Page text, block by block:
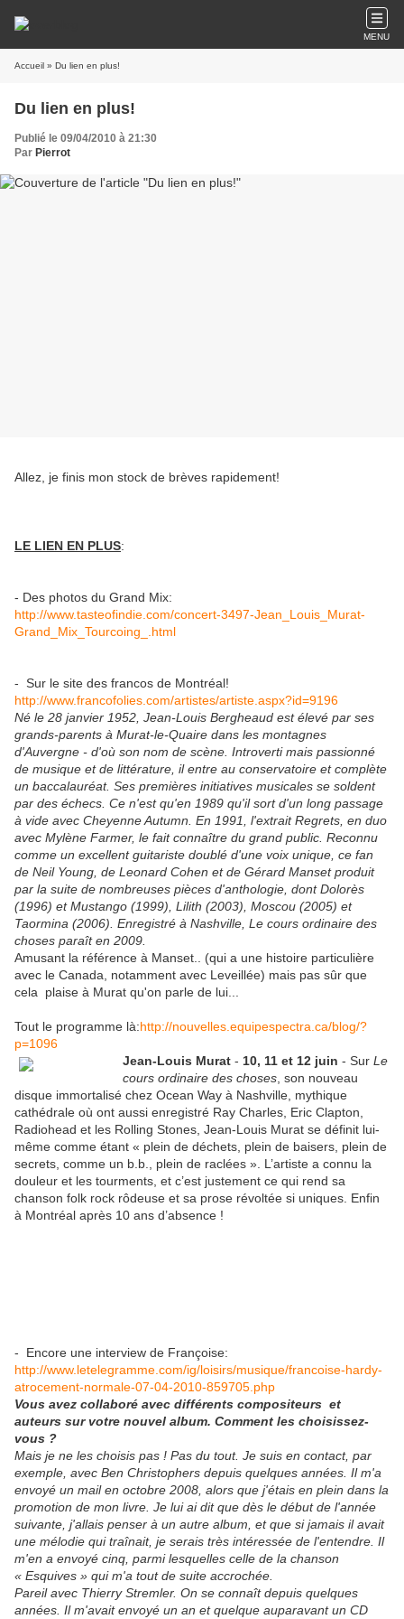
MENU
Accueil » Du lien en plus!
Du lien en plus!
Publié le 09/04/2010 à 21:30
Par Pierrot
Allez, je finis mon stock de brèves rapidement!
LE LIEN EN PLUS:
- Des photos du Grand Mix:
http://www.tasteofindie.com/concert-3497-Jean_Louis_Murat-
Grand_Mix_Tourcoing_.html
- Sur le site des francos de Montréal!
http://www.francofolies.com/artistes/artiste.aspx?id=9196
Né le 28 janvier 1952, Jean-Louis Bergheaud est élevé par ses
grands-parents à Murat-le-Quaire dans les montagnes
d'Auvergne - d'où son nom de scène. Introverti mais passionné
de musique et de littérature, il entre au conservatoire et complète
un baccalauréat. Ses premières initiatives musicales se soldent
par des échecs. Ce n'est qu'en 1989 qu'il sort d'un long passage
à vide avec Cheyenne Autumn. En 1991, l'extrait Regrets, en duo
avec Mylène Farmer, le fait connaître du grand public. Reconnu
comme un excellent guitariste doublé d'une voix unique, ce fan
de Neil Young, de Leonard Cohen et de Gérard Manset produit
par la suite de nombreuses pièces d'anthologie, dont Dolorès
(1996) et Mustango (1999), Lilith (2003), Moscou (2005) et
Taormina (2006). Enregistré à Nashville, Le cours ordinaire des
choses paraît en 2009.
Amusant la référence à Manset.. (qui a une histoire particulière
avec le Canada, notamment avec Leveillée) mais pas sûr que
cela plaise à Murat qu'on parle de lui...
Tout le programme là:http://nouvelles.equipespectra.ca/blog/?
p=1096
Jean-Louis Murat - 10, 11 et 12 juin - Sur Le
cours ordinaire des choses , son nouveau
disque immortalisé chez Ocean Way à Nashville, mythique
cathédrale où ont aussi enregistré Ray Charles, Eric Clapton,
Radiohead et les Rolling Stones, Jean-Louis Murat se définit lui-
même comme étant « plein de déchets, plein de baisers, plein de
secrets, comme un b.b., plein de raclées ». L’artiste a connu la
douleur et les tourments, et c’est justement ce qui rend sa
chanson folk rock rôdeuse et sa prose révoltée si uniques. Enfin
à Montréal après 10 ans d’absence !
- Encore une interview de Françoise:
http://www.letelegramme.com/ig/loisirs/musique/francoise-hardy-
atrocement-normale-07-04-2010-859705.php
Vous avez collaboré avec différents compositeurs et
auteurs sur votre nouvel album. Comment les choisissez-
vous ?
Mais je ne les choisis pas ! Pas du tout. Je suis en contact, par
exemple, avec Ben Christophers depuis quelques années. Il m'a
envoyé un mail en octobre 2008, alors que j'étais en plein dans la
promotion de mon livre. Je lui ai dit que dès le début de l'année
suivante, j'allais penser à un autre album, et que si jamais il avait
une mélodie qui traînait, je serais très intéressée de l'entendre. Il
m'en a envoyé cinq, parmi lesquelles celle de la chanson
« Esquives » qui m'a tout de suite accrochée.
Pareil avec Thierry Stremler. On se connaît depuis quelques
années. Il m'avait envoyé un an et quelque auparavant un CD